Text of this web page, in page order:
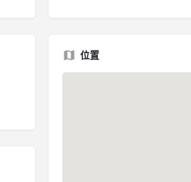
位置